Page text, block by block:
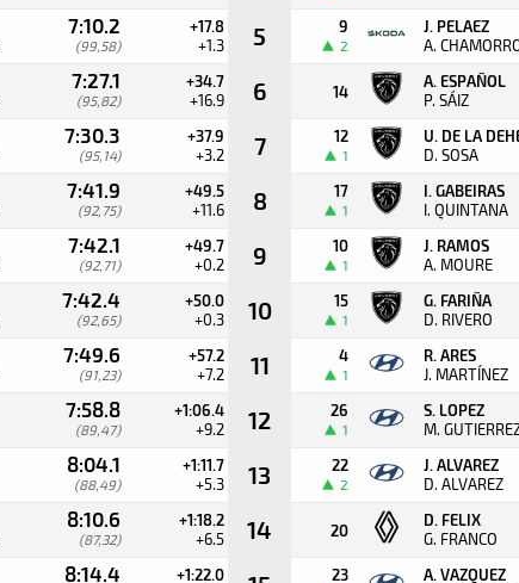
7:10.2
(99,58)
+17.8
+1.3 5 9
2
J. PELAEZ
A.
7:27.1
(95,82)
+34.7
+16.9 6 14
A. ESPAÑOL
P. SÁIZ
7:30.3
(95,14)
+37.9
+3.2 7 12
1
U. DE LA
D. SOSA
7:41.9
(92,75)
+49.5
+11.6 8 17
1
I. GABEIRAS
I. QUINTANA
7:42.1
(92,71)
+49.7
+0.2 9 10
1
J. RAMOS
A. MOURE
7:42.4
(92,65)
+50.0
+0.3 10 15
1
G. FARIÑA
D. RIVERO
7:49.6
(91,23)
+57.2
+7.2 11 4
1
R. ARES
J. MARTÍNEZ
7:58.8
(89,47)
+1:06.4
+9.2 12 26
1
S. LOPEZ
M.
8:04.1
(88,49)
+1:11.7
+5.3 13 22
2
J. ALVAREZ
D. ALVAREZ
8:10.6
(87,32)
+1:18.2
+6.5 14 20
D. FELIX
G. FRANCO
8:14.4 +1:22.0 23 A. VAZQUEZ